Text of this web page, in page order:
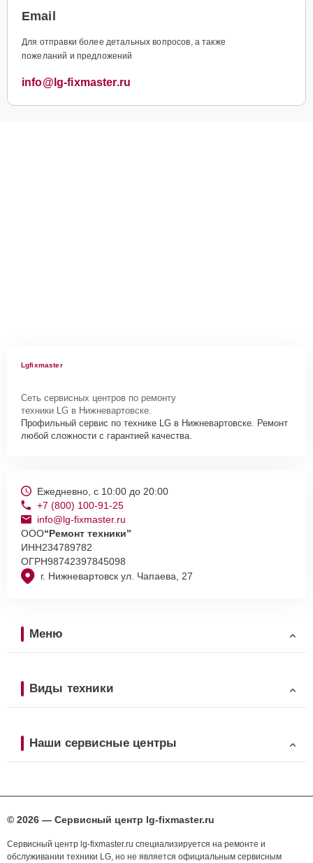
Email
Для отправки более детальных вопросов, а также
пожеланий и предложений
info@lg-fixmaster.ru
Lgfixmaster
Сеть сервисных центров по ремонту
техники LG в Нижневартовске.
Профильный сервис по технике LG в Нижневартовске. Ремонт
любой сложности с гарантией качества.
г. Нижневартовск ул. Чапаева, 27
Ежедневно, с 10:00 до 20:00
+7 (800) 100-91-25
info@lg-fixmaster.ru
ООО“Ремонт техники”
ИНН234789782
ОГРН98742397845098
Меню
Виды техники
Наши сервисные центры
© 2026 — Сервисный центр lg-fixmaster.ru
Сервисный центр lg-fixmaster.ru специализируется на ремонте и
обслуживании техники LG, но не является официальным сервисным